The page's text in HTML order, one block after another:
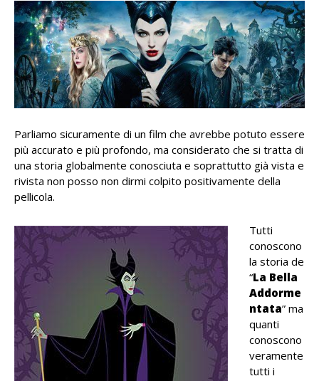
Parliamo sicuramente di un film che avrebbe potuto essere
più accurato e più profondo, ma considerato che si tratta di
una storia globalmente conosciuta e soprattutto già vista e
rivista non posso non dirmi colpito positivamente della
pellicola.
Tutti
conoscono
la storia de
“La Bella
Addorme
ntata” ma
quanti
conoscono
veramente
tutti i